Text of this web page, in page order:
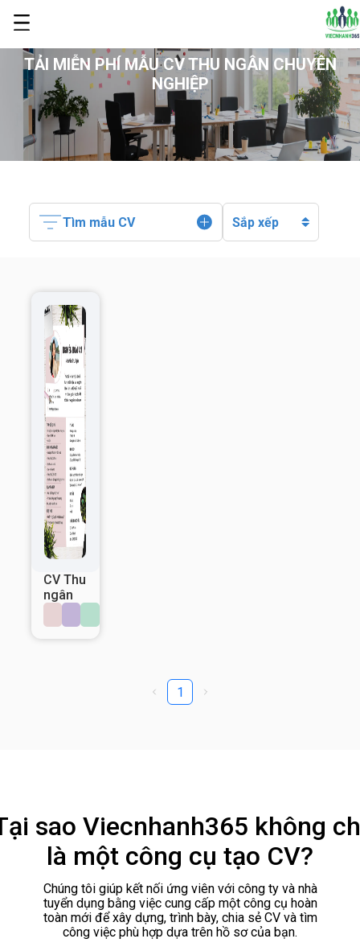
TẢI MIỄN PHÍ MẪU CV THU NGÂN CHUYÊN
NGHIỆP
Tìm mẫu CV Sắp xếp
CV Thu
ngân
1
sao Viecnhanh365 không
là một công cụ tạo CV?
Chúng tôi giúp kết nối ứng viên với công ty và nhà
tuyển dụng bằng việc cung cấp một công cụ hoàn
toàn mới để xây dựng, trình bày, chia sẻ CV và tìm
công việc phù hợp dựa trên hồ sơ của bạn.